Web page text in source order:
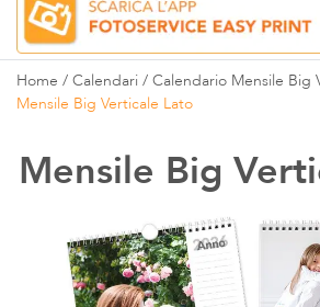
Home Calendari
Calendario Mensile Big
Mensile Big Verticale Lato
Mensile Big